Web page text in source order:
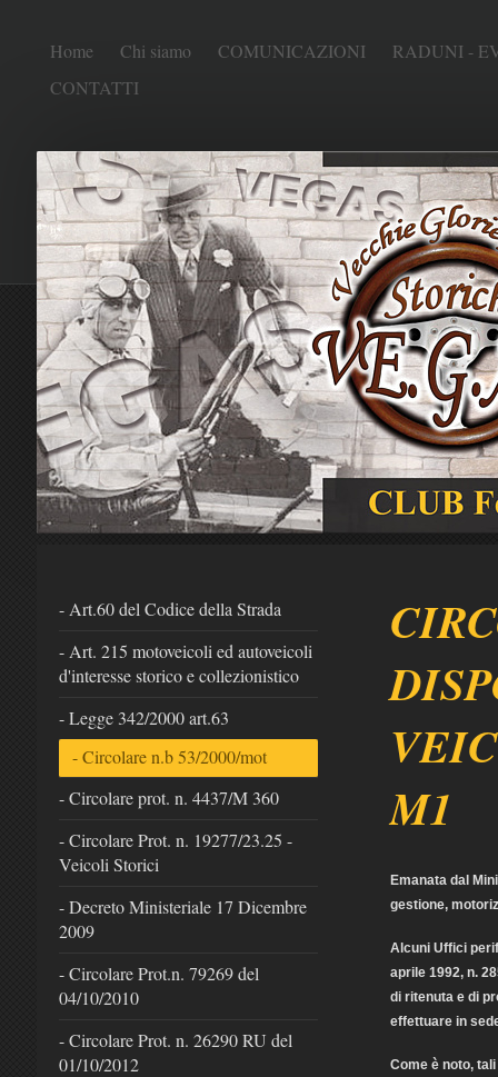
Home Chi siamo COMUNICAZIONI
RADUNI -
CONTATTI
M1
Emanata dal
gestione,
Alcuni Uffici
aprile 1992, n.
di ritenuta e di
effettuare in
Come è noto,
- Art.60 del Codice della Strada
- Art. 215 motoveicoli ed autoveicoli
d'interesse storico e collezionistico
- Legge 342/2000 art.63
- Circolare n.b 53/2000/mot
- Circolare prot. n. 4437/M 360
- Circolare Prot. n. 19277/23.25 -
Veicoli Storici
- Decreto Ministeriale 17 Dicembre
2009
- Circolare Prot.n. 79269 del
04/10/2010
- Circolare Prot. n. 26290 RU del
01/10/2012